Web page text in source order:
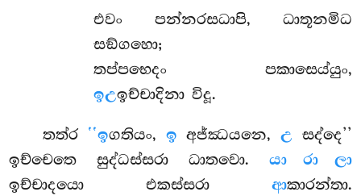
එවං පන්නරසධාපි, ධාතූනමිධ
සඞ්ගහො;
තප්පභෙදං පකාසෙය්යුං,
ඉඋඉච්චාදිනා විදූ.
තත්ර ‘‘ඉගතියං, ඉ අජ්ඣයනෙ,උ සද්දෙ’’
ඉච්චෙතෙ සුද්ධස්සරා ධාතවො. යා රා ලා
ඉච්චාදයො එකස්සරා ආකාරන්තා.